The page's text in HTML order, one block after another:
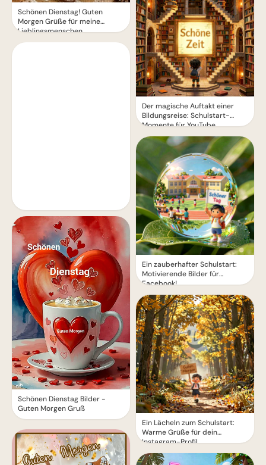
Schönen Dienstag! Guten
Morgen Grüße für meine
Lieblingsmenschen
Schönen Dienstag Bilder -
Guten Morgen Gruß
Der magische Auftakt einer
Bildungsreise: Schulstart-
Momente für YouTube
Ein zauberhafter Schulstart:
Motivierende Bilder für
Facebook!
Ein Lächeln zum Schulstart:
Warme Grüße für dein
Instagram-Profil